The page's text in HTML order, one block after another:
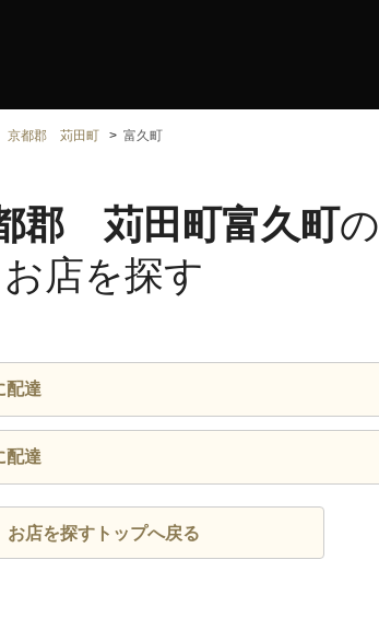
京都郡 苅田町 富久町
郡 苅田町富久町の
お店を探す
配達
配達
お店を探すトップへ戻る